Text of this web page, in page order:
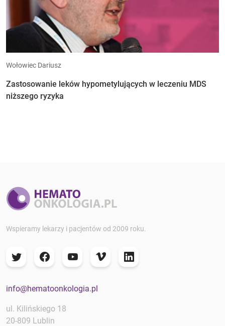
Wołowiec Dariusz
Zastosowanie leków hypometylujących w leczeniu MDS
niższego ryzyka
Wspieramy lekarzy i pacjentów od 2009 roku.
info@hematoonkologia.pl
ul. Kilińskiego 18
20-809 Lublin